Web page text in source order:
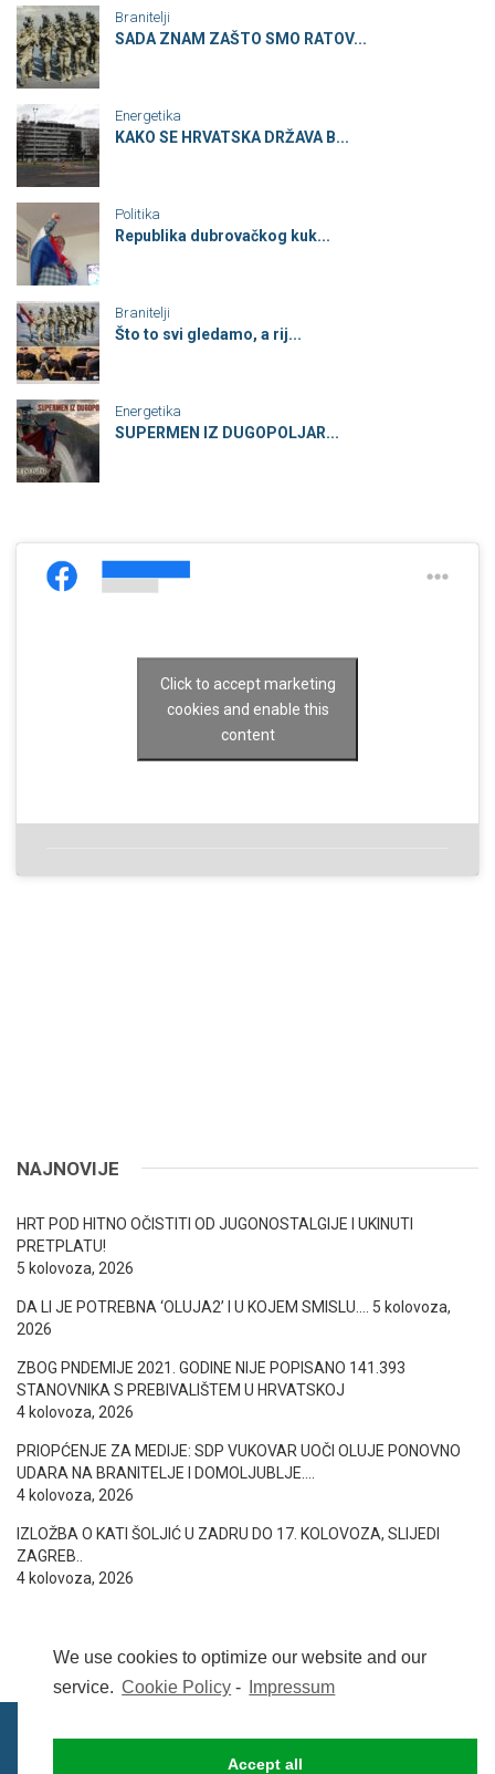
We use cookies to optimize our website and our
service. Cookie Policy - Impressum
Accept all
Branitelji
SADA ZNAM ZAŠTO SMO RATOV...
Energetika
KAKO SE HRVATSKA DRŽAVA B...
Politika
Republika dubrovačkog kuk...
Branitelji
Što to svi gledamo, a rij...
Energetika
SUPERMEN IZ DUGOPOLJAR...
Click to accept marketing
cookies and enable this
content
NAJNOVIJE
HRT POD HITNO OČISTITI OD JUGONOSTALGIJE I UKINUTI
PRETPLATU!
5 kolovoza, 2026
DA LI JE POTREBNA ‘OLUJA2’ I U KOJEM SMISLU….
5 kolovoza,
2026
ZBOG PNDEMIJE 2021. GODINE NIJE POPISANO 141.393
STANOVNIKA S PREBIVALIŠTEM U HRVATSKOJ
4 kolovoza, 2026
PRIOPĆENJE ZA MEDIJE: SDP VUKOVAR UOČI OLUJE PONOVNO
UDARA NA BRANITELJE I DOMOLJUBLJE….
4 kolovoza, 2026
IZLOŽBA O KATI ŠOLJIĆ U ZADRU DO 17. KOLOVOZA, SLIJEDI
ZAGREB..
4 kolovoza, 2026